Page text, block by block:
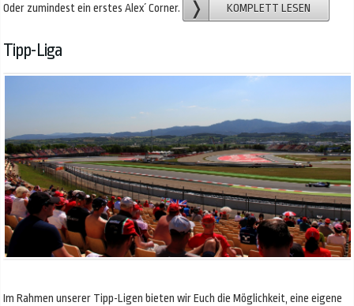
Oder zumindest ein erstes Alex´ Corner.
KOMPLETT LESEN
Tipp-Liga
Im Rahmen unserer Tipp-Ligen bieten wir Euch die Möglichkeit, eine eigene